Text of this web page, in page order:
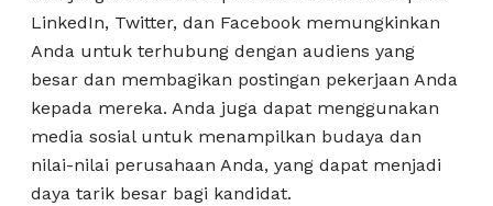
LinkedIn, Twitter, dan Facebook memungkinkan
Anda untuk terhubung dengan audiens yang
besar dan membagikan postingan pekerjaan Anda
kepada mereka. Anda juga dapat menggunakan
media sosial untuk menampilkan budaya dan
nilai-nilai perusahaan Anda, yang dapat menjadi
daya tarik besar bagi kandidat.